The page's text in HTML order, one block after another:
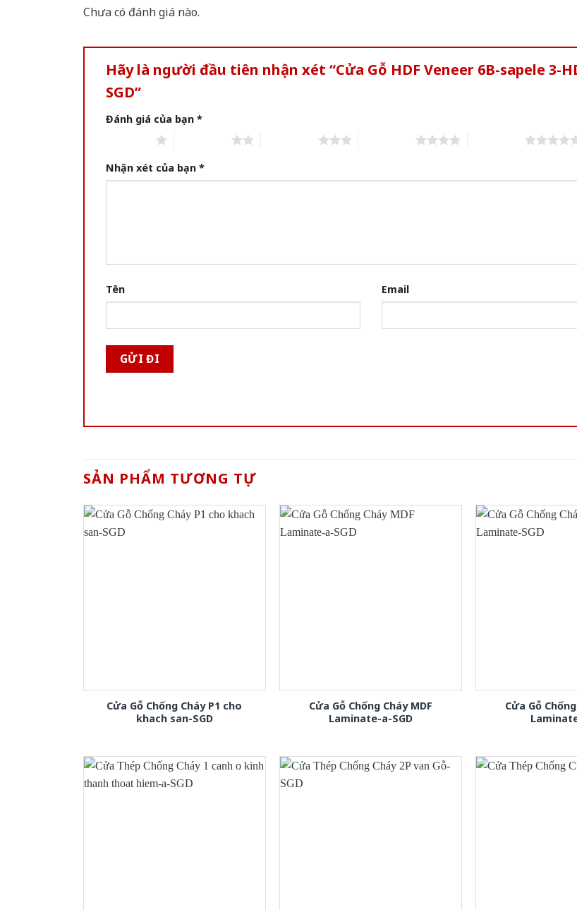
Chưa có đánh giá nào.
Hãy là người đầu tiên nhận xét “Cửa Gỗ HDF Veneer 6B-sapele 3-
SGD”
Đánh giá của bạn *
Nhận xét của bạn *
Tên Email
SẢN PHẨM TƯƠNG TỰ
Cửa Gỗ Chống Cháy P1 cho
khach san-SGD
Cửa Gỗ Chống Cháy MDF
Laminate-a-SGD
Cửa Gỗ